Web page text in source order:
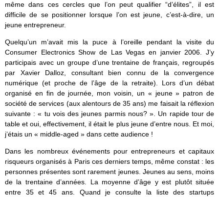
même dans ces cercles que l’on peut qualifier “d’élites”, il est
difficile de se positionner lorsque l’on est jeune, c’est-à-dire, un
jeune entrepreneur.
Quelqu’un m’avait mis la puce à l’oreille pendant la visite du
Consumer Electronics Show de Las Vegas en janvier 2006. J’y
participais avec un groupe d’une trentaine de français, regroupés
par Xavier Dalloz, consultant bien connu de la convergence
numérique (et proche de l’âge de la retraite). Lors d’un débat
organisé en fin de journée, mon voisin, un « jeune » patron de
société de services (aux alentours de 35 ans) me faisait la réflexion
suivante : « tu vois des jeunes parmis nous? ». Un rapide tour de
table et oui, effectivement, il était le plus jeune d’entre nous. Et moi,
j’étais un « middle-aged » dans cette audience !
Dans les nombreux événements pour entrepreneurs et capitaux
risqueurs organisés à Paris ces derniers temps, même constat : les
personnes présentes sont rarement jeunes. Jeunes au sens, moins
de la trentaine d’années. La moyenne d’âge y est plutôt située
entre 35 et 45 ans. Quand je consulte la liste des startups